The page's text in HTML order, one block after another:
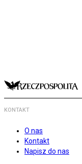
KONTAKT
O nas
Kontakt
Napisz do nas